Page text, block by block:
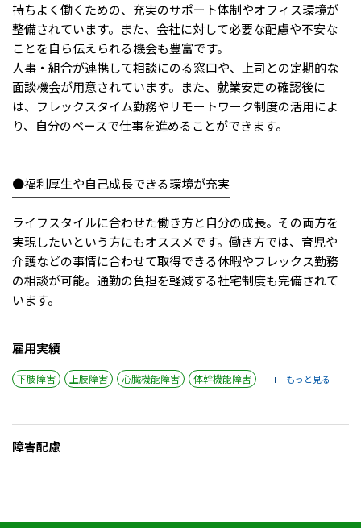
持ちよく働くための、充実のサポート体制やオフィス環境が
整備されています。また、会社に対して必要な配慮や不安な
ことを自ら伝えられる機会も豊富です。
人事・組合が連携して相談にのる窓口や、上司との定期的な
面談機会が用意されています。また、就業安定の確認後に
は、フレックスタイム勤務やリモートワーク制度の活用によ
り、自分のペースで仕事を進めることができます。
●福利厚生や自己成長できる環境が充実
￣￣￣￣￣￣￣￣￣￣￣￣￣￣￣￣￣￣
ライフスタイルに合わせた働き方と自分の成長。その両方を
実現したいという方にもオススメです。働き方では、育児や
介護などの事情に合わせて取得できる休暇やフレックス勤務
の相談が可能。通勤の負担を軽減する社宅制度も完備されて
います。
雇用実績
下肢障害 上肢障害 心臓機能障害 体幹機能障害 もっと見る
障害配慮